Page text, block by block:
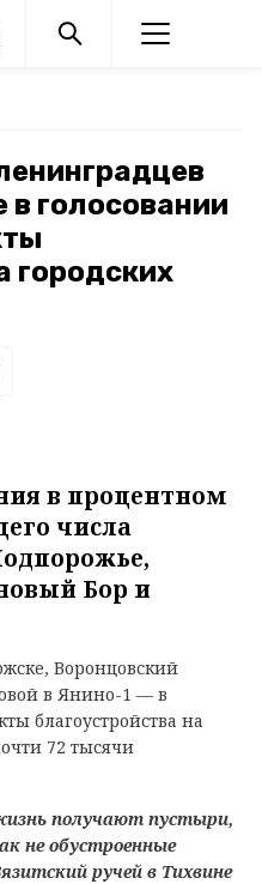
в голосовании
городских
в процентном
числа
Бор и
Воронцовский
в Янино-1 — в
благоустройства на
72 тысячи
получают пустыри,
не обустроенные
ручей в Тихвине